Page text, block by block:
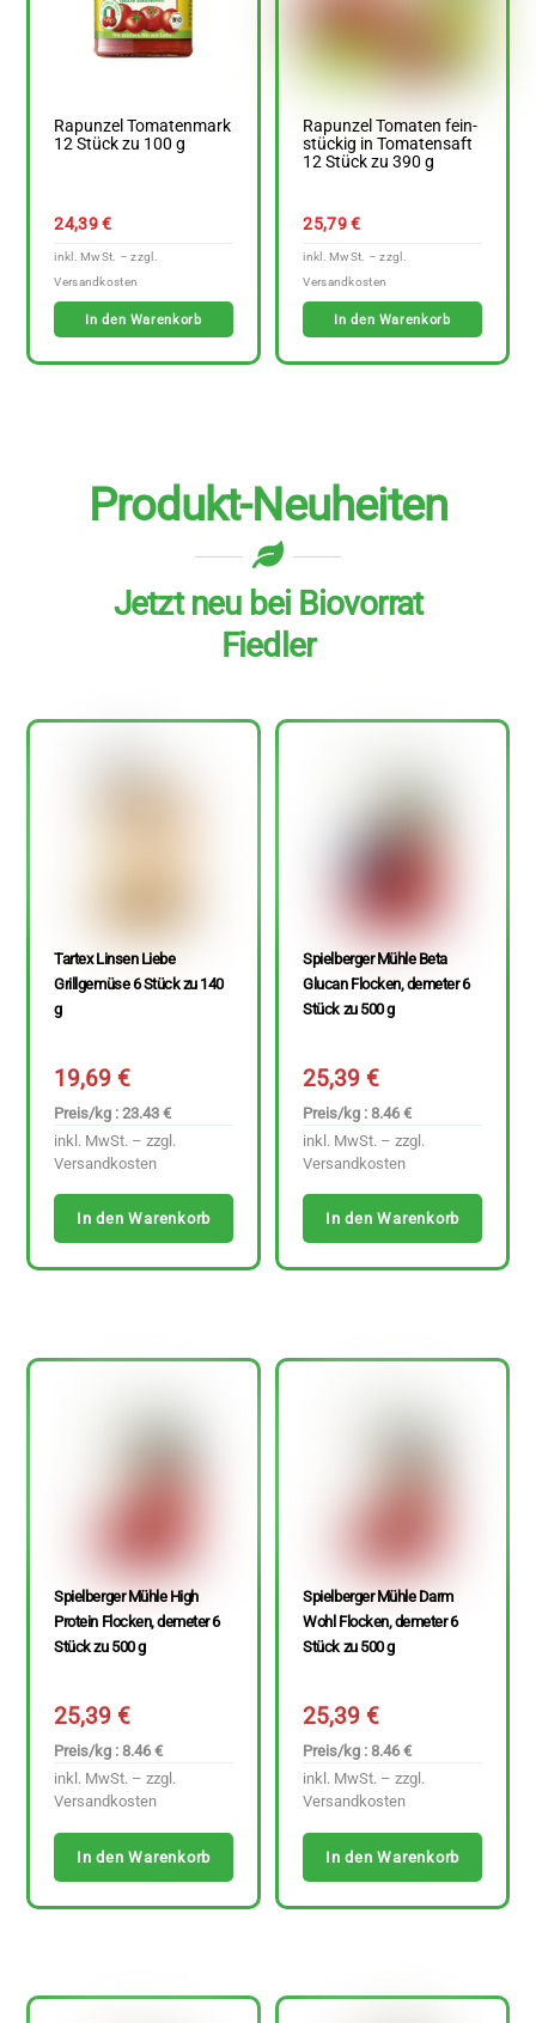
Rapunzel Tomatenmark
12 Stück zu 100 g
24,39€
In den Warenkorb
Rapunzel Tomaten fein-
stückig in Tomatensaft
12 Stück zu 390 g
25,79€
In den Warenkorb
Produkt-Neuheiten
Jetzt neu bei Biovorrat
Fiedler
Tartex Linsen Liebe
Grillgemüse 6 Stück zu 140
g
19,69€
Preis/kg : 23.43 €
inkl. MwSt. – zzgl.
Versandkosten
In den Warenkorb
Spielberger Mühle Beta
Glucan Flocken, demeter 6
Stück zu 500 g
25,39€
Preis/kg : 8.46 €
inkl. MwSt. – zzgl.
Versandkosten
In den Warenkorb
Spielberger Mühle High
Protein Flocken, demeter 6
Stück zu 500 g
25,39€
Preis/kg : 8.46 €
inkl. MwSt. – zzgl.
Versandkosten
In den Warenkorb
Spielberger Mühle Darm
Wohl Flocken, demeter 6
Stück zu 500 g
25,39€
Preis/kg : 8.46 €
inkl. MwSt. – zzgl.
Versandkosten
In den Warenkorb